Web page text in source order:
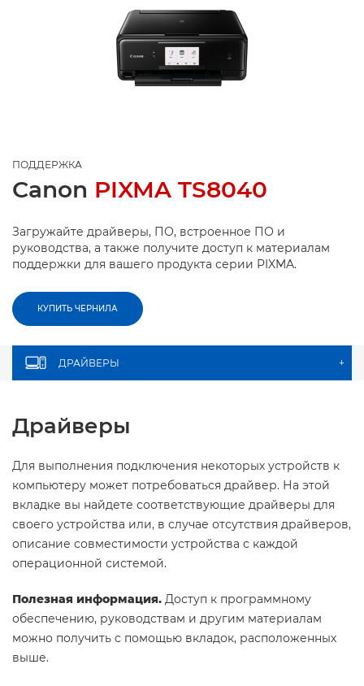
ПОДДЕРЖКА
Canon PIXMA TS8040
Загружайте драйверы, ПО, встроенное ПО и
руководства, а также получите доступ к материалам
поддержки для вашего продукта серии PIXMA.
КУПИТЬ ЧЕРНИЛА
ДРАЙВЕРЫ +
Драйверы
Для выполнения подключения некоторых устройств к
компьютеру может потребоваться драйвер. На этой
вкладке вы найдете соответствующие драйверы для
своего устройства или, в случае отсутствия драйверов,
описание совместимости устройства с каждой
операционной системой.
Полезная информация. Доступ к программному
обеспечению, руководствам и другим материалам
можно получить с помощью вкладок, расположенных
выше.